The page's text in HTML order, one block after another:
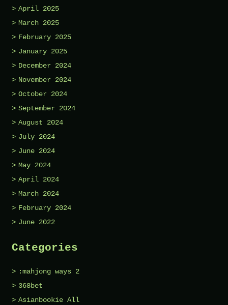
April 2025
March 2025
February 2025
January 2025
December 2024
November 2024
October 2024
September 2024
August 2024
July 2024
June 2024
May 2024
April 2024
March 2024
February 2024
June 2022
Categories
:mahjong ways 2
368bet
Asianbookie All